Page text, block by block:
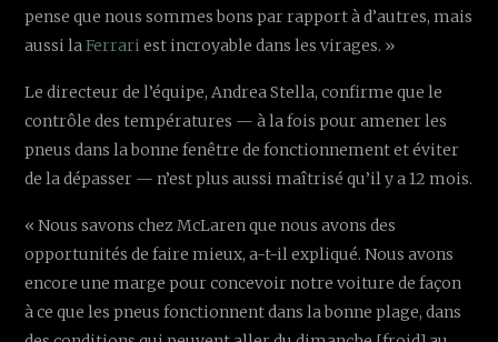
pense que nous sommes bons par rapport à d’autres, mais
aussi laFerrari est incroyable dans les virages. »
Le directeur de l’équipe, Andrea Stella, confirme que le
contrôle des températures — à la fois pour amener les
pneus dans la bonne fenêtre de fonctionnement et éviter
de la dépasser — n’est plus aussi maîtrisé qu’il y a 12 mois.
« Nous savons chez McLaren que nous avons des
opportunités de faire mieux, a-t-il expliqué. Nous avons
encore une marge pour concevoir notre voiture de façon
à ce que les pneus fonctionnent dans la bonne plage, dans